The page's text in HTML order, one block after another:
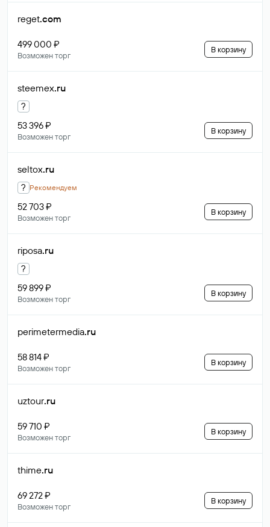
reget.com
499 000 ₽
Возможен торг
В корзину
steemex.ru
?
53 396 ₽
Возможен торг
В корзину
seltox.ru
? Рекомендуем
52 703 ₽
Возможен торг
В корзину
riposa.ru
?
59 899 ₽
Возможен торг
В корзину
perimetermedia.ru
58 814 ₽
Возможен торг
В корзину
uztour.ru
59 710 ₽
Возможен торг
В корзину
thime.ru
69 272 ₽
Возможен торг
В корзину